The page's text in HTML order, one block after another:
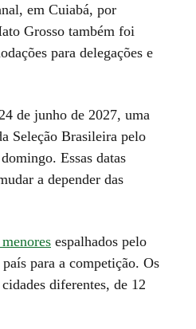
em Cuiabá, por
Grosso também foi
para delegações e
de junho de 2027, uma
Seleção Brasileira pelo
Essas datas
a depender das
espalhados pelo
para a competição. Os
diferentes, de 12